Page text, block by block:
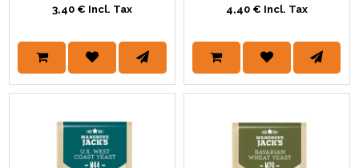
3,40 € Incl. Tax
4,40 € Incl. Tax